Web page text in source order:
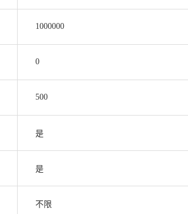
1000000
0
500
是
是
不限